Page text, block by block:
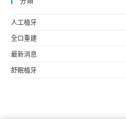
人工植牙
全口重建
最新消息
舒眠植牙